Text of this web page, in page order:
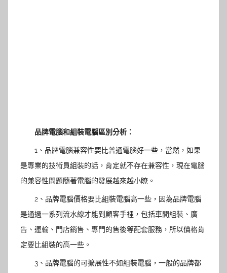
品牌電腦和組裝電腦區別分析：
1、品牌電腦兼容性要比普通電腦好一些，當然，如果
是專業的技術員組裝的話，肯定就不存在兼容性，現在電腦
的兼容性問題隨著電腦的發展越來越小瞭。
2、品牌電腦價格要比組裝電腦高一些，因為品牌電腦
是通過一系列流水線才能到顧客手裡，包括車間組裝、廣
告、運輸、門店銷售、專門的售後等配套服務，所以價格肯
定要比組裝的高一些。
3、品牌電腦的可擴展性不如組裝電腦，一般的品牌都